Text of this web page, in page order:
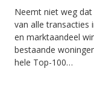
Neemt niet weg
van alle transacties
en marktaandeel
bestaande
hele Top-100…